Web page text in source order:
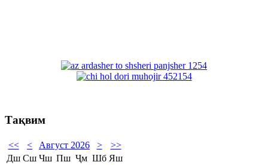
Тақвим
<< < Август 2026 >
>>
Дш Сш Чш Пш Ҷм Шб Яш